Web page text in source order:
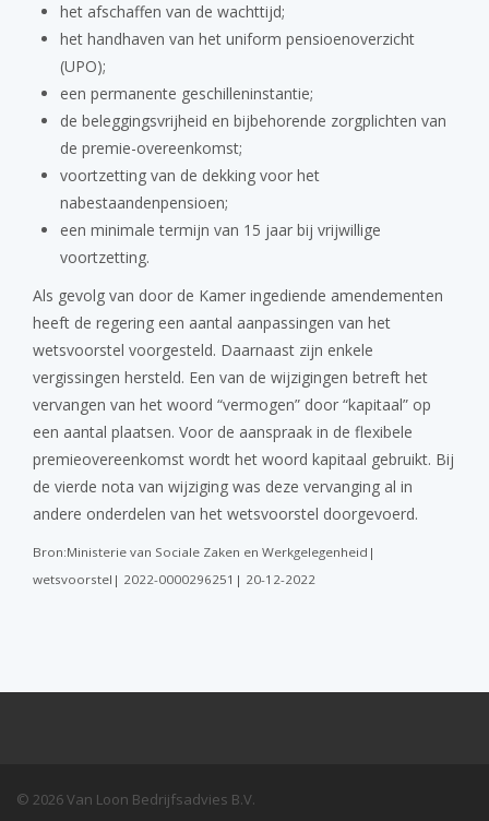
het afschaffen van de wachttijd;
het handhaven van het uniform pensioenoverzicht
(UPO);
een permanente geschilleninstantie;
de beleggingsvrijheid en bijbehorende zorgplichten van
de premie-overeenkomst;
voortzetting van de dekking voor het
nabestaandenpensioen;
een minimale termijn van 15 jaar bij vrijwillige
voortzetting.
Als gevolg van door de Kamer ingediende amendementen
heeft de regering een aantal aanpassingen van het
wetsvoorstel voorgesteld. Daarnaast zijn enkele
vergissingen hersteld. Een van de wijzigingen betreft het
vervangen van het woord “vermogen” door “kapitaal” op
een aantal plaatsen. Voor de aanspraak in de flexibele
premieovereenkomst wordt het woord kapitaal gebruikt. Bij
de vierde nota van wijziging was deze vervanging al in
andere onderdelen van het wetsvoorstel doorgevoerd.
Bron:Ministerie van Sociale Zaken en Werkgelegenheid|
wetsvoorstel| 2022-0000296251| 20-12-2022
© 2026 Van Loon Bedrijfsadvies B.V.